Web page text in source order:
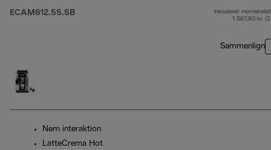
ECAM612.55.SB
Inkluderet
1.567,80 kr.
Sammenlign
Nem interaktion
LatteCrema Hot